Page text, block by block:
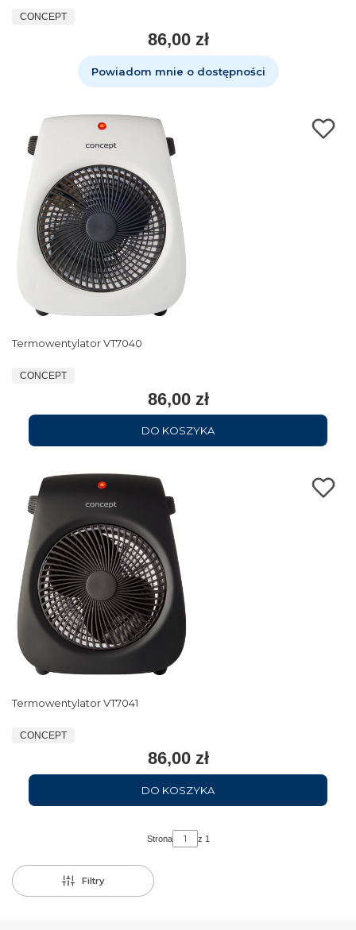
CONCEPT
86,00 zł
Powiadom mnie o dostępności
Termowentylator VT7040
CONCEPT
86,00 zł
DO KOSZYKA
Termowentylator VT7041
CONCEPT
86,00 zł
DO KOSZYKA
Strona z 1
Filtry